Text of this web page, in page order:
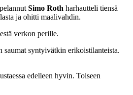
Simo Roth harhautteli tiensä
ja ohitti maalivahdin.
verkon perille.
syntyivätkin erikoistilanteista.
edelleen hyvin. Toiseen